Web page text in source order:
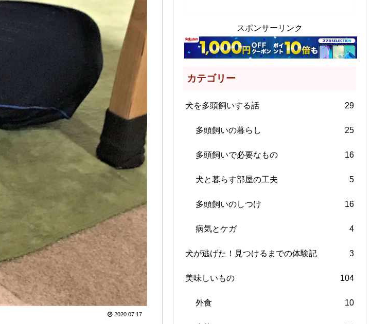
2020.07.17
スポンサーリンク
カテゴリー
犬を多頭飼いする話 29
多頭飼いの暮らし 25
多頭飼いで必要なもの 16
犬と暮らす部屋の工夫 5
多頭飼いのしつけ 16
病気とケガ 4
犬が逃げた！見つけるまでの体験記 3
美味しいもの 104
外食 10